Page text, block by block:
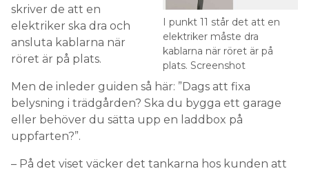
I punkt 11 står det att en
elektriker måste dra
kablarna när röret är på
plats. Screenshot
skriver de att en
elektriker ska dra och
ansluta kablarna när
röret är på plats.
Men de inleder guiden så här: ”Dags att fixa
belysning i trädgården? Ska du bygga ett garage
eller behöver du sätta upp en laddbox på
uppfarten?”.
– På det viset väcker det tankarna hos kunden att